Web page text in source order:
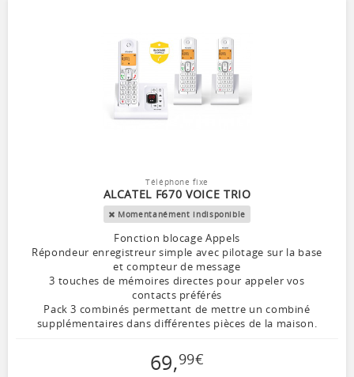
Téléphone fixe
ALCATEL F670 VOICE TRIO
Momentanément indisponible
Fonction blocage Appels
Répondeur enregistreur simple avec pilotage sur la base
et compteur de message
3 touches de mémoires directes pour appeler vos
contacts préférés
Pack 3 combinés permettant de mettre un combiné
supplémentaires dans différentes pièces de la maison.
69,99€